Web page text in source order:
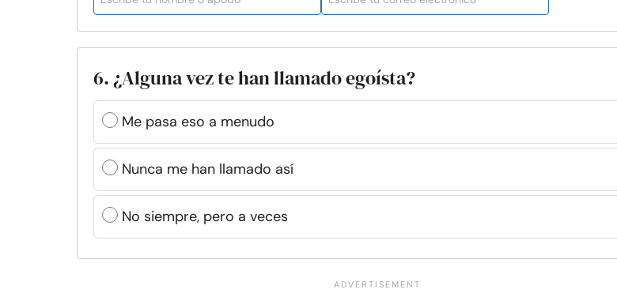
6. ¿Alguna vez te han llamado egoísta?
Me pasa eso a menudo
Nunca me han llamado así
No siempre, pero a veces